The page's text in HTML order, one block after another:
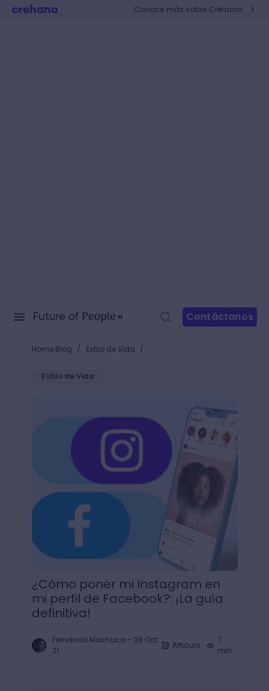
Conoce más sobre Crehana
Contáctanos
Home Blog / Estilo de Vida /
Estilo de Vida
¿Cómo poner mi Instagram en
mi perfil de Facebook?: ¡La guía
definitiva!
Fernando Machuca - 08 Oct
21
Articulo
7
min.